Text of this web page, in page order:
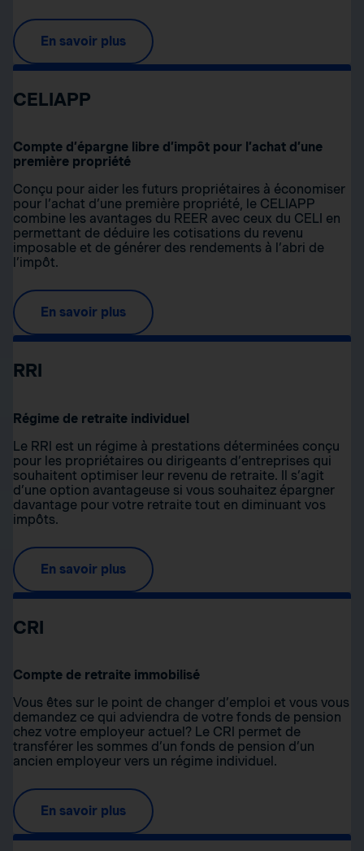
En savoir plus
CELIAPP
Compte d’épargne libre d’impôt pour l’achat d’une
première propriété
Conçu pour aider les futurs propriétaires à économiser
pour l’achat d’une première propriété, le CELIAPP
combine les avantages du REER avec ceux du CELI en
permettant de déduire les cotisations du revenu
imposable et de générer des rendements à l’abri de
l’impôt.
En savoir plus
RRI
Régime de retraite individuel
Le RRI est un régime à prestations déterminées conçu
pour les propriétaires ou dirigeants d’entreprises qui
souhaitent optimiser leur revenu de retraite. Il s’agit
d’une option avantageuse si vous souhaitez épargner
davantage pour votre retraite tout en diminuant vos
impôts.
En savoir plus
CRI
Compte de retraite immobilisé
Vous êtes sur le point de changer d’emploi et vous vous
demandez ce qui adviendra de votre fonds de pension
chez votre employeur actuel? Le CRI permet de
transférer les sommes d’un fonds de pension d’un
ancien employeur vers un régime individuel.
En savoir plus